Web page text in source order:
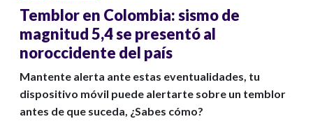
Temblor en Colombia: sismo de
magnitud 5,4 se presentó al
noroccidente del país
Mantente alerta ante estas eventualidades, tu
dispositivo móvil puede alertarte sobre un temblor
antes de que suceda, ¿Sabes cómo?